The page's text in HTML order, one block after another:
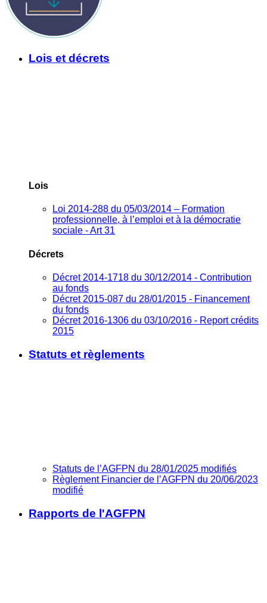
Lois et décrets
Lois
Loi 2014-288 du 05/03/2014 – Formation
professionnelle, à l’emploi et à la démocratie
sociale - Art 31
Décrets
Décret 2014-1718 du 30/12/2014 - Contribution
au fonds
Décret 2015-087 du 28/01/2015 - Financement
du fonds
Décret 2016-1306 du 03/10/2016 - Report crédits
2015
Statuts et règlements
Statuts de l’AGFPN du 28/01/2025 modifiés
Règlement Financier de l’AGFPN du 20/06/2023
modifié
Rapports de l'AGFPN